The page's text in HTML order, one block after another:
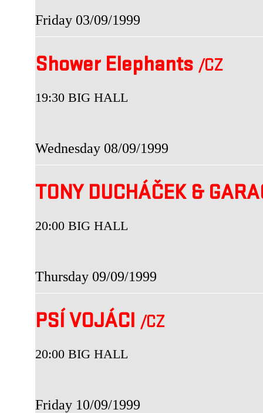
Friday 03/09/1999
Shower Elephants /CZ
19:30 BIG HALL
Wednesday 08/09/1999
TONY DUCHÁČEK &
20:00 BIG HALL
Thursday 09/09/1999
PSÍ VOJÁCI /CZ
20:00 BIG HALL
Friday 10/09/1999